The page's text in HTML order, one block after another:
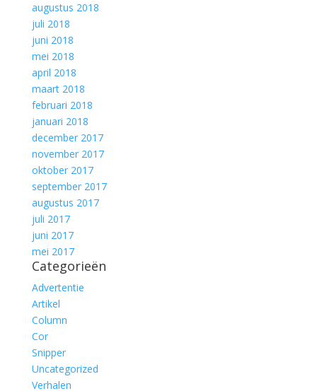
augustus 2018
juli 2018
juni 2018
mei 2018
april 2018
maart 2018
februari 2018
januari 2018
december 2017
november 2017
oktober 2017
september 2017
augustus 2017
juli 2017
juni 2017
mei 2017
Categorieën
Advertentie
Artikel
Column
Cor
Snipper
Uncategorized
Verhalen